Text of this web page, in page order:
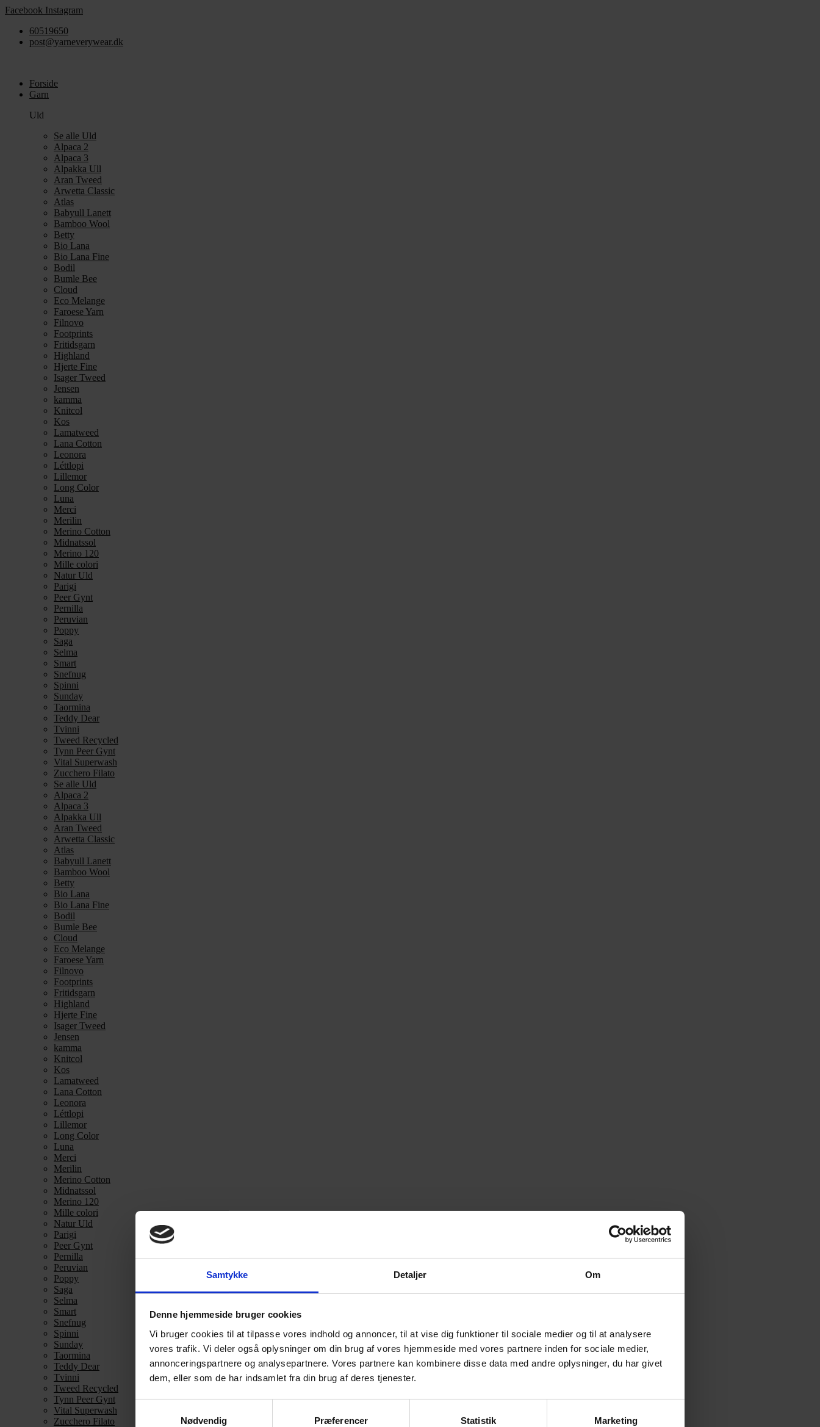
Samtykke Detaljer Om
Denne hjemmeside bruger cookies
Vi bruger cookies til at tilpasse vores indhold og annoncer, til at vise dig funktioner til sociale medier og til at analysere
vores trafik. Vi deler også oplysninger om din brug af vores hjemmeside med vores partnere inden for sociale medier,
annonceringspartnere og analysepartnere. Vores partnere kan kombinere disse data med andre oplysninger, du har givet
dem, eller som de har indsamlet fra din brug af deres tjenester.
Nødvendig
Præferencer Statistik Marketing
Videre
indhold
Facebook Instagram
60519650
post@yarneverywear.dk
Forside
Garn
Uld
Se alle Uld
Alpaca 2
Alpaca 3
Alpakka Ull
Aran Tweed
Arwetta Classic
Atlas
Babyull Lanett
Bamboo Wool
Betty
Bio Lana
Bio Lana Fine
Bodil
Bumle Bee
Cloud
Eco Melange
Faroese Yarn
Filnovo
Footprints
Fritidsgarn
Highland
Hjerte Fine
Isager Tweed
Jensen
kamma
Knitcol
Kos
Lamatweed
Lana Cotton
Leonora
Léttlopi
Lillemor
Long Color
Luna
Merci
Merilin
Merino Cotton
Midnatssol
Merino 120
Mille colori
Natur Uld
Parigi
Peer Gynt
Pernilla
Peruvian
Poppy
Saga
Selma
Smart
Snefnug
Spinni
Sunday
Taormina
Teddy Dear
Tvinni
Tweed Recycled
Tynn Peer Gynt
Vital Superwash
Zucchero Filato
Se alle Uld
Alpaca 2
Alpaca 3
Alpakka Ull
Aran Tweed
Arwetta Classic
Atlas
Babyull Lanett
Bamboo Wool
Betty
Bio Lana
Bio Lana Fine
Bodil
Bumle Bee
Cloud
Eco Melange
Faroese Yarn
Filnovo
Footprints
Fritidsgarn
Highland
Hjerte Fine
Isager Tweed
Jensen
kamma
Knitcol
Kos
Lamatweed
Lana Cotton
Leonora
Léttlopi
Lillemor
Long Color
Luna
Merci
Merilin
Merino Cotton
Midnatssol
Merino 120
Mille colori
Natur Uld
Parigi
Peer Gynt
Pernilla
Peruvian
Poppy
Saga
Selma
Smart
Snefnug
Spinni
Sunday
Taormina
Teddy Dear
Tvinni
Tweed Recycled
Tynn Peer Gynt
Vital Superwash
Zucchero Filato